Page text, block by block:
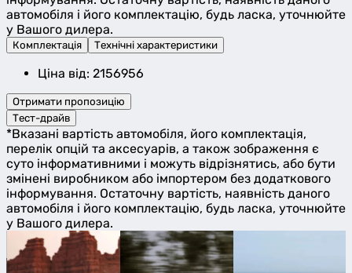
автомобіля і його комплектацію, будь ласка, уточнюйте
у Вашого дилера.
Комплектація Технічні характеристики
Ціна від: 2156956
Отримати пропозицію
Тест-драйв
*Вказані вартість автомобіля, його комплектація,
перелік опцій та аксесуарів, а також зображення є
суто інформативними і можуть відрізнятись, або бути
змінені виробником або імпортером без додаткового
інформування. Остаточну вартість, наявність даного
автомобіля і його комплектацію, будь ласка, уточнюйте
у Вашого дилера.